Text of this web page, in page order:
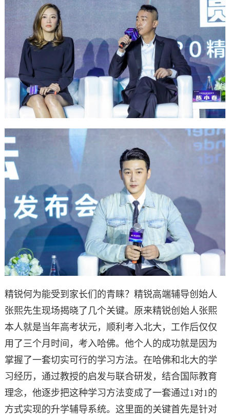
精锐何为能受到家长们的青睐？精锐高端辅导创始人
张熙先生现场揭晓了几个关键。原来精锐创始人张熙
本人就是当年高考状元，顺利考入北大，工作后仅仅
用了三个月时间，考入哈佛。他个人的成功就是因为
掌握了一套切实可行的学习方法。在哈佛和北大的学
习经历，通过教授的启发与联合研发，结合国际教育
理念，他逐步把这种学习方法变成了一套通过1对1的
方式实现的升学辅导系统。这里面的关键首先是针对